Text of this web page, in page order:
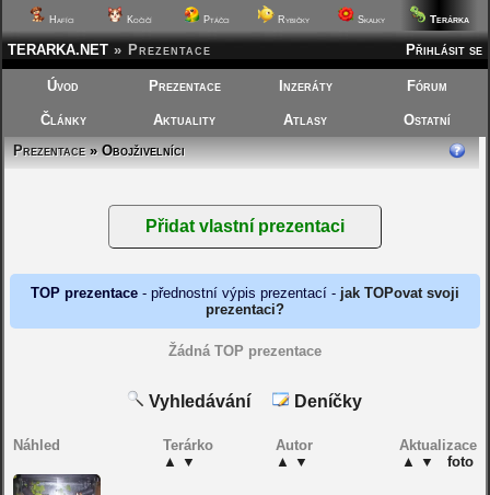
Hafíci Kočičí Ptáčci Rybičky Skalky Terárka
Přihlásit se
TERARKA.NET » Prezentace
Úvod Prezentace Inzeráty Fórum
Články Aktuality Atlasy
Ostatní
Prezentace» Obojživelníci
TOP prezentace- přednostní výpis prezentací - jak TOPovat svoji
prezentaci?
Žádná TOP prezentace
Vyhledávání Deníčky
Náhled
Terárko
▲ ▼
Autor
▲ ▼
Aktualizace
▲ ▼ foto